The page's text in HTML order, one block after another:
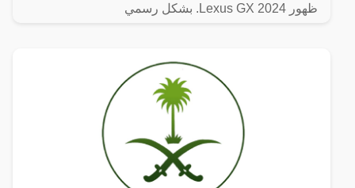
ظهور Lexus GX 2024. بشكل رسمي